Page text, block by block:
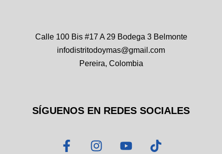
Calle 100 Bis #17 A 29 Bodega 3 Belmonte
infodistritodoymas@gmail.com
Pereira, Colombia
SÍGUENOS EN REDES SOCIALES
F
I
Y
T